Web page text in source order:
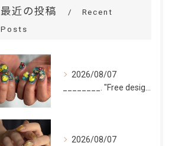
最近の投稿
Recent
Posts
2026/08/07
2026/08/07